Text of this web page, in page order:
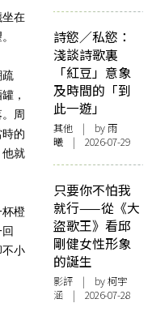
坐在
疏
，
周
的
他就
杯橙
不小
詩慾／私慾：
淺談詩歌裏
「紅豆」意象
及時間的「到
此一遊」
其他 | by 雨
曦 | 2026-07-29
只要你不怕我
就行——從《大
盜歌王》看邱
剛健女性形象
的誕生
影評 | by 柯宇
涵 | 2026-07-28